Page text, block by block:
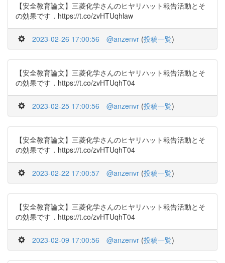
【安全教育論文】三菱化学さんのヒヤリハット報告活動とそ
の効果です．https://t.co/zvHTUqhlaw
2023-02-26 17:00:56 @anzenvr (投稿一覧)
【安全教育論文】三菱化学さんのヒヤリハット報告活動とそ
の効果です．https://t.co/zvHTUqhT04
2023-02-25 17:00:56 @anzenvr (投稿一覧)
【安全教育論文】三菱化学さんのヒヤリハット報告活動とそ
の効果です．https://t.co/zvHTUqhT04
2023-02-22 17:00:57 @anzenvr (投稿一覧)
【安全教育論文】三菱化学さんのヒヤリハット報告活動とそ
の効果です．https://t.co/zvHTUqhT04
2023-02-09 17:00:56 @anzenvr (投稿一覧)